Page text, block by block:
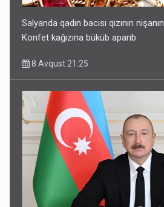
Salyanda qadın bacısı qızının
Konfet kağızına büküb aparıb
8 Avqust 21:25